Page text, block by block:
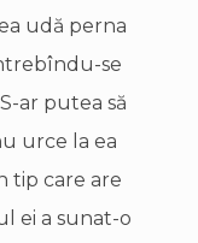
udă perna
se
ar putea să
urce la ea
tip care are
ei a sunat-o